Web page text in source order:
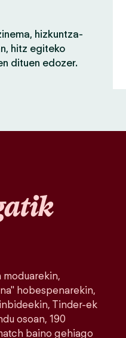
hizkuntza-
hitz egiteko
dituen edozer.
moduarekin,
hobespenarekin,
Tinder-ek
osoan, 190
baino gehiago